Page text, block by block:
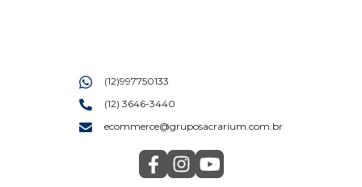
(12)997750133
(12) 3646-3440
ecommerce@gruposacrarium.com.br